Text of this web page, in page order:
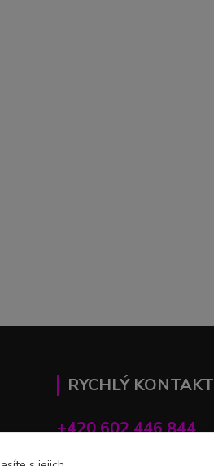
RYCHLÝ KONTAKT
+420 602 446 844